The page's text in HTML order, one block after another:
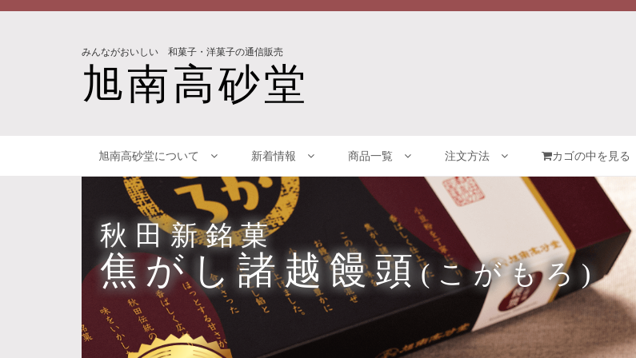
みんながおいしい 和菓子・洋菓子の通信販売
旭南高砂堂
旭南高砂堂について 新着情報 商品一覧 注文方法 カゴの中を見る
秋田新銘菓
焦がし諸越饅頭(こがもろ)